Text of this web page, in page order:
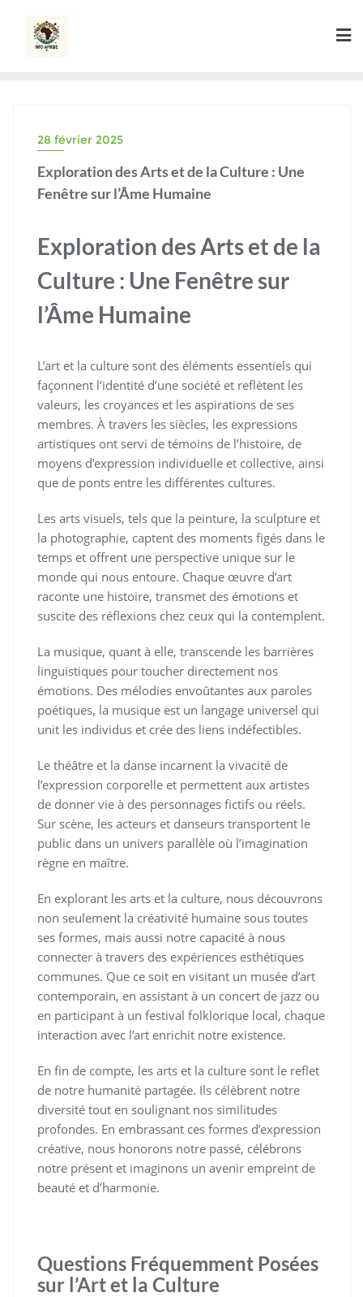
content
28 février 2025
Exploration des Arts et de la Culture : Une
Fenêtre sur l’Âme Humaine
Exploration des Arts et de la
Culture : Une Fenêtre sur
l’Âme Humaine
L’art et la culture sont des éléments essentiels qui
façonnent l’identité d’une société et reflètent les
valeurs, les croyances et les aspirations de ses
membres. À travers les siècles, les expressions
artistiques ont servi de témoins de l’histoire, de
moyens d’expression individuelle et collective, ainsi
que de ponts entre les différentes cultures.
Les arts visuels, tels que la peinture, la sculpture et
la photographie, captent des moments figés dans le
temps et offrent une perspective unique sur le
monde qui nous entoure. Chaque œuvre d’art
raconte une histoire, transmet des émotions et
suscite des réflexions chez ceux qui la contemplent.
La musique, quant à elle, transcende les barrières
linguistiques pour toucher directement nos
émotions. Des mélodies envoûtantes aux paroles
poétiques, la musique est un langage universel qui
unit les individus et crée des liens indéfectibles.
Le théâtre et la danse incarnent la vivacité de
l’expression corporelle et permettent aux artistes
de donner vie à des personnages fictifs ou réels.
Sur scène, les acteurs et danseurs transportent le
public dans un univers parallèle où l’imagination
règne en maître.
En explorant les arts et la culture, nous découvrons
non seulement la créativité humaine sous toutes
ses formes, mais aussi notre capacité à nous
connecter à travers des expériences esthétiques
communes. Que ce soit en visitant un musée d’art
contemporain, en assistant à un concert de jazz ou
en participant à un festival folklorique local, chaque
interaction avec l’art enrichit notre existence.
En fin de compte, les arts et la culture sont le reflet
de notre humanité partagée. Ils célèbrent notre
diversité tout en soulignant nos similitudes
profondes. En embrassant ces formes d’expression
créative, nous honorons notre passé, célébrons
notre présent et imaginons un avenir empreint de
beauté et d’harmonie.
Questions Fréquemment Posées
sur l’Art et la Culture